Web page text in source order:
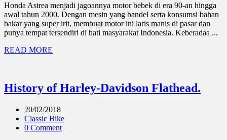
Honda Astrea menjadi jagoannya motor bebek di era 90-an hingga
awal tahun 2000. Dengan mesin yang bandel serta konsumsi bahan
bakar yang super irit, membuat motor ini laris manis di pasar dan
punya tempat tersendiri di hati masyarakat Indonesia. Keberadaa ...
READ MORE
History of Harley-Davidson Flathead.
20/02/2018
Classic Bike
0 Comment